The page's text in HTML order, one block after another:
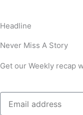
Headline
Never Miss A Story
Get our Weekly recap